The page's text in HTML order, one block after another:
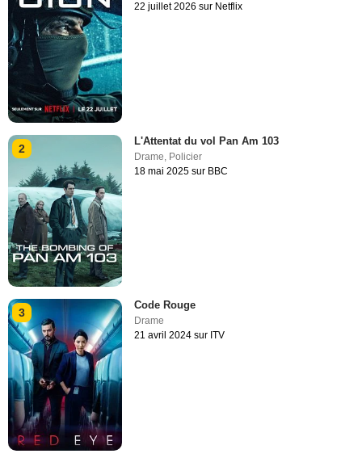
22 juillet 2026 sur Netflix
2
L'Attentat du vol Pan Am 103
Drame Policier
18 mai 2025 sur BBC
3
Code Rouge
Drame
21 avril 2024 sur ITV